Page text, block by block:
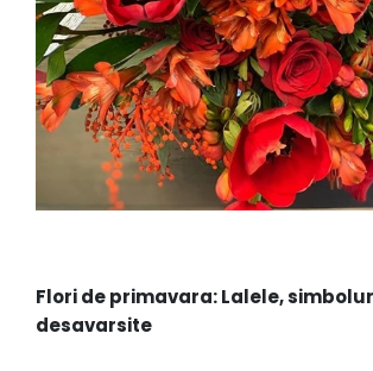
Flori de primavara: Lalele,
desavarsite